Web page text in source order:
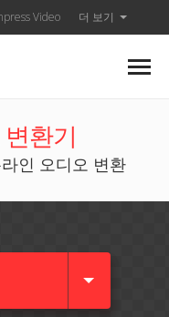
Video 더 보기
환기
인 오디오 변환